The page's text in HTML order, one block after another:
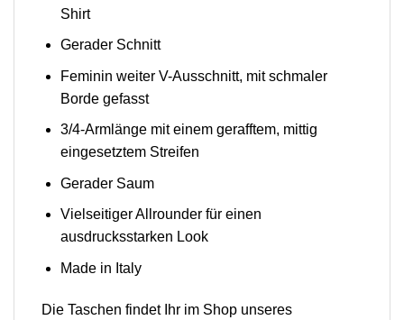
Shirt
Gerader Schnitt
Feminin weiter V-Ausschnitt, mit schmaler
Borde gefasst
3/4-Armlänge mit einem gerafftem, mittig
eingesetztem Streifen
Gerader Saum
Vielseitiger Allrounder für einen
ausdrucksstarken Look
Made in Italy
Die Taschen findet Ihr im Shop unseres